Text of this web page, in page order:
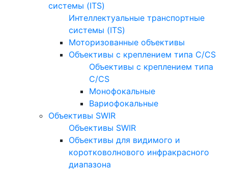
системы (ITS)
Интеллектуальные транспортные
системы (ITS)
Моторизованные объективы
Объективы с креплением типа C/CS
Объективы с креплением типа
C/CS
Монофокальные
Вариофокальные
Объективы SWIR
Объективы SWIR
Объективы для видимого и
коротковолнового инфракрасного
диапазона